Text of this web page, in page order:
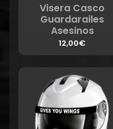
Visera Casco
Guardarailes
Asesinos
12,00€